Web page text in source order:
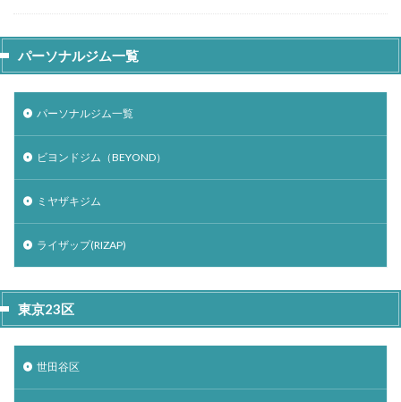
パーソナルジム一覧
パーソナルジム一覧
ビヨンドジム（BEYOND）
ミヤザキジム
ライザップ(RIZAP)
東京23区
世田谷区